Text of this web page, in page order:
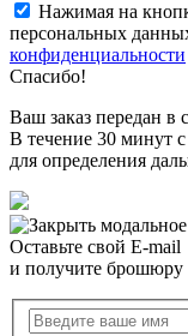
Нажимая на
персональных
конфиденциальности
Спасибо!
Ваш заказ передан в
В течение 30 минут
для определения
Оставьте свой E-mail
и получите брошюру